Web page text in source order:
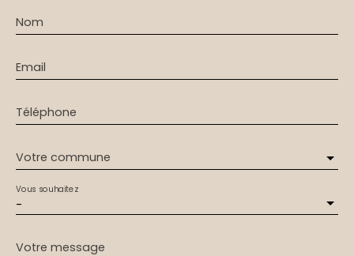
Nom
Email
Téléphone
Votre commune
-
Vous souhaitez
Votre message